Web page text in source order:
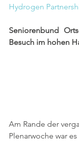
Hydrogen
Seniorenbund
Besuch im hohen
Am Rande der
Plenarwoche war